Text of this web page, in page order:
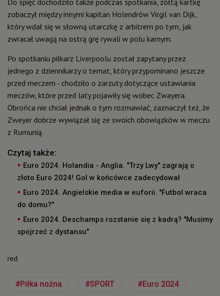
zobaczył między innymi kapitan Holendrów Virgil van Dijk,
który wdał się w słowną utarczkę z arbitrem po tym, jak
zwracał uwagą na ostrą grę rywali w polu karnym.
Po spotkaniu piłkarz Liverpoolu został zapytany przez
jednego z dziennikarzy o temat, który przypominano jeszcze
przed meczem - chodziło o zarzuty dotyczące ustawiania
meczów, które przed laty pojawiły się wobec Zwayera.
Obrońca nie chciał jednak o tym rozmawiać, zaznaczył też, że
Zweyer dobrze wywiązał się ze swoich obowiązków w meczu
z Rumunią.
Czytaj także:
Euro 2024. Holandia - Anglia. "Trzy Lwy" zagrają o
złoto Euro 2024! Gol w końcówce zadecydował
Euro 2024. Angielskie media w euforii. "Futbol wraca
do domu?"
Euro 2024. Deschamps rozstanie się z kadrą? "Musimy
spojrzeć z dystansu"
red
Piłka nożna SPORT Euro 2024